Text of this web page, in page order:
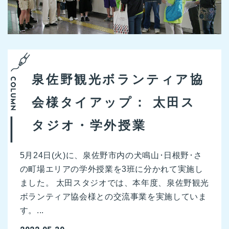
泉佐野観光ボランティア協
会様タイアップ： 太田ス
タジオ・学外授業
5月24日(火)に、泉佐野市内の犬鳴山･日根野･さ
の町場エリアの学外授業を3班に分かれて実施し
ました。 太田スタジオでは、本年度、泉佐野観光
ボランティア協会様との交流事業を実施していま
す。...